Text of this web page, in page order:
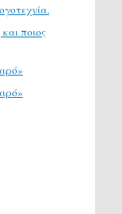
ποιος